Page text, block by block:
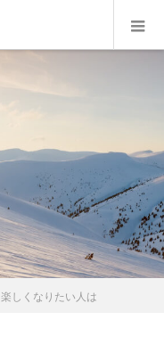
しくなりたい人は